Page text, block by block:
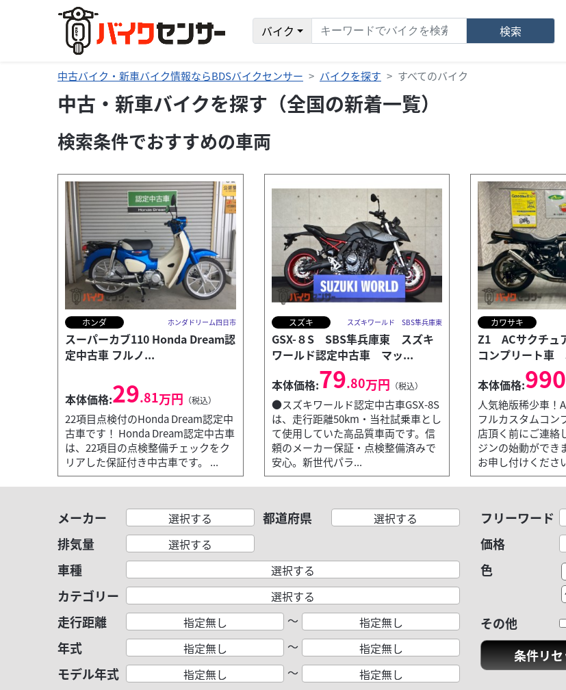
バイク 検索
中古バイク・新車バイク情報ならBDSバイクセンサー バイクを探す すべてのバイク
中古・新車バイクを探す（全国の新着一覧）
検索条件でおすすめの車両
ホンダ ホンダドリーム四日市
スーパーカブ110 Honda Dream認
定中古車 フルノ...
本体価格:29.81万円 （税込）
22項目点検付のHonda Dream認定中
古車です！ Honda Dream認定中古車
は、22項目の点検整備チェックをク
リアした保証付き中古車です。 ...
スズキ スズキワールド SBS隼兵庫東
GSX-８S SBS隼兵庫東 スズキ
ワールド認定中古車 マッ...
本体価格:79.80万円 （税込）
●スズキワールド認定中古車GSX-8S
は、走行距離50km・当社試乗車とし
て使用していた高品質車両です。信
頼のメーカー保証・点検整備済みで
安心。新世代パラ...
カワサキ
Z1 ACサクチュ
コンプリート車
本体価格:990
人気絶版稀少車！
フルカスタムコン
店頂く前にご連絡
ジンの始動ができ
お申し付けくださ
メーカー 選択する 都道府県 選択する
排気量 選択する
車種 選択する
カテゴリー 選択する
走行距離 指定無し ～ 指定無し
年式 指定無し ～ 指定無し
モデル年式 指定無し ～ 指定無し
フリーワード
価格
色
その他
条件リ